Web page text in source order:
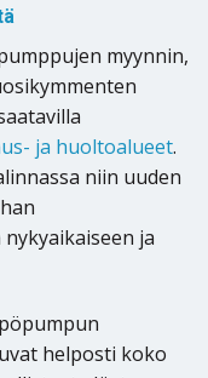
myynnin,
ja huoltoalueet.
niin uuden
ja
helposti koko